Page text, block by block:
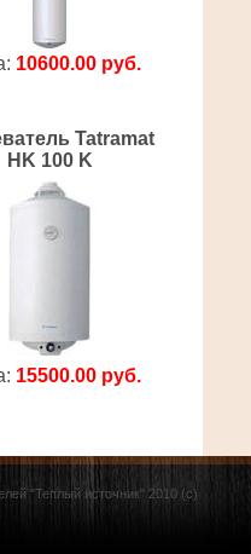
10600.00 руб.
Tatramat
HK 100 K
15500.00 руб.
"Теплый источник" 2010 (с)